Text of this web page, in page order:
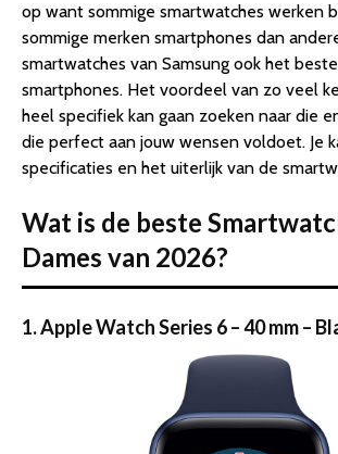
op want sommige smartwatches werken
sommige merken smartphones dan
smartwatches van Samsung ook het
smartphones. Het voordeel van zo veel
heel specifiek kan gaan zoeken naar die
die perfect aan jouw wensen voldoet. Je
specificaties en het uiterlijk van de
Wat is de beste
Dames van 2026?
1. Apple Watch Series 6 – 40 mm –